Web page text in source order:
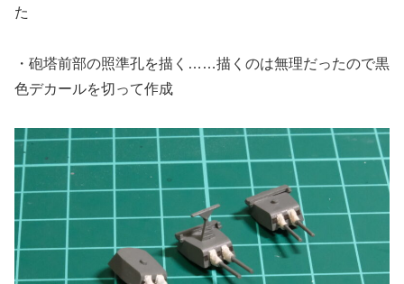
た
・砲塔前部の照準孔を描く……描くのは無理だったので黒
色デカールを切って作成